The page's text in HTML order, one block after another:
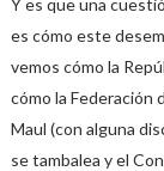
Y es que una
es cómo este
vemos cómo la
cómo la Federación
Maul (con alguna
se tambalea y el